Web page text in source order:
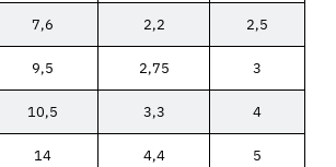
7,6 2,2 2,5
9,5 2,75 3
10,5 3,3 4
14 4,4 5